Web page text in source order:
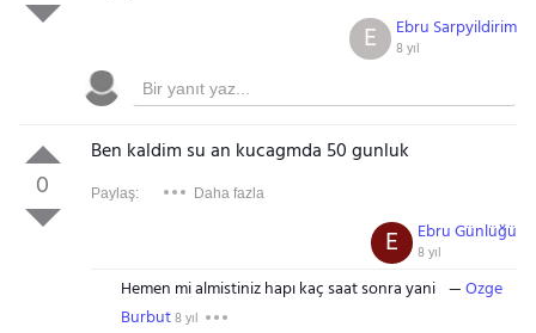
Ebru Sarpyildirim
8 yıl
E
0
Ben kaldim su an kucagmda 50 gunluk
Paylaş: Daha fazla
Ebru Günlüğü
8 yıl
E
Hemen mi almistiniz hapı kaç saat sonra yani
Ozge
Burbut8 yıl